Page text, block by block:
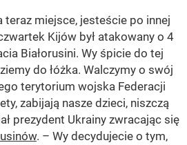
teraz miejsce, jesteście po innej
Kijów był atakowany o 4
Białorusini. Wy śpicie do tej
do łóżka. Walczymy o swój
terytorium wojska Federacji
zabijają nasze dzieci, niszczą
prezydent Ukrainy zwracając się
. – Wy decydujecie o tym,